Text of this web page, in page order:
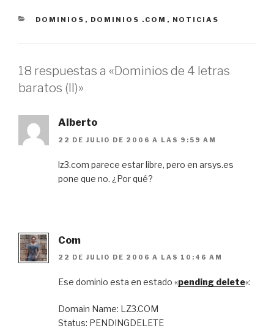
CATEGORÍAS
DOMINIOS , DOMINIOS .COM , NOTICIAS
18 respuestas a «Dominios de 4 letras
baratos (II)»
Alberto
22 DE JULIO DE 2006 A LAS 9:59 AM
lz3.com parece estar libre, pero en arsys.es
pone que no. ¿Por qué?
Com
22 DE JULIO DE 2006 A LAS 10:46 AM
Ese dominio esta en estado «pending delete«:
Domain Name: LZ3.COM
Status: PENDINGDELETE